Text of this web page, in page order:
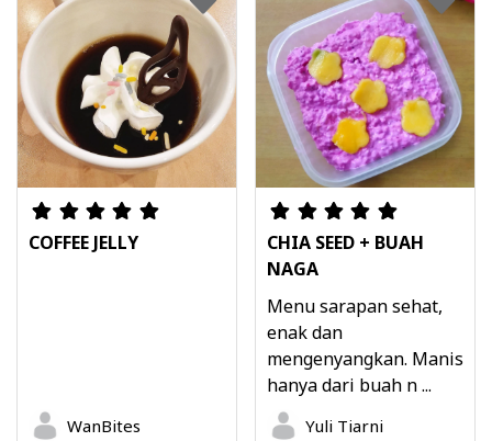
COFFEE JELLY
WanBites
CHIA SEED + BUAH
NAGA
Menu sarapan sehat,
enak dan
mengenyangkan. Manis
hanya dari buah n ...
Yuli Tiarni